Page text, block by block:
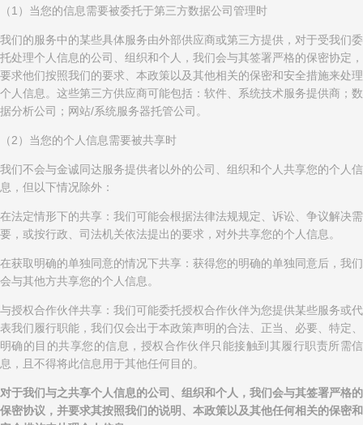
（1）当您的信息需要被委托于第三方数据公司管理时
我们的服务中的某些具体服务由外部供应商或第三方提供，对于受我们委
托处理个人信息的公司、组织和个人，我们会与其签署严格的保密协定，
要求他们按照我们的要求、本政策以及其他相关的保密和安全措施来处理
个人信息。这些第三方供应商可能包括：软件、系统技术服务提供商；数
据分析公司；网站/系统服务器托管公司。
（2）当您的个人信息需要被共享时
我们不会与金诚同达服务提供者以外的公司、组织和个人共享您的个人信
息，但以下情况除外：
在法定情形下的共享：我们可能会根据法律法规规定、诉讼、争议解决需
要，或按行政、司法机关依法提出的要求，对外共享您的个人信息。
在获取明确的单独同意的情况下共享：获得您的明确的单独同意后，我们
会与其他方共享您的个人信息。
与授权合作伙伴共享：我们可能委托授权合作伙伴为您提供某些服务或代
表我们履行职能，我们仅会出于本政策声明的合法、正当、必要、特定、
明确的目的共享您的信息，授权合作伙伴只能接触到其履行职责所需信
息，且不得将此信息用于其他任何目的。
对于我们与之共享个人信息的公司、组织和个人，我们会与其签署严格的
保密协议，并要求其按照我们的说明、本政策以及其他任何相关的保密和